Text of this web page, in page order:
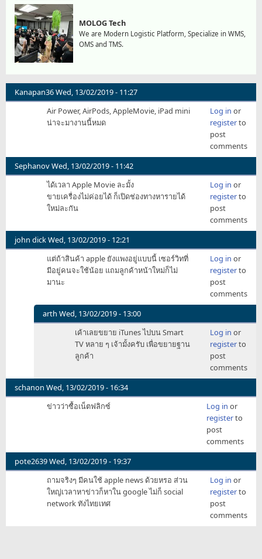
MOLOG Tech
We are Modern Logistic Platform, Specialize in WMS,
OMS and TMS.
Kanapan36Wed, 13/02/2019 - 11:27
Air Power, AirPods, AppleMovie, iPad mini
น่าจะมางานนี้หมด
Log in or
registerto
post
comments
SephanovWed, 13/02/2019 - 11:42
ได้เวลา Apple Movie ละมั้ง
ขายเครื่องไม่ค่อยได้ ก็เปิดช่องทางหารายได้
ใหม่ละกัน
Log in or
registerto
post
comments
john dickWed, 13/02/2019 - 12:21
แต่ถ้าสินค้า apple ยังแพงอยู่แบบนี้ เซอร์วิทที่
มีอยู่คนจะใช้น้อย แถมลูกค้าหน้าใหม่ก็ไม่
มานะ
Log in or
registerto
post
comments
arth Wed, 13/02/2019 - 13:00
In
สินค้า
apple
by
เค้าเลยขยาย iTunes ไปบน Smart
TV หลาย ๆ เจ้ามั้งครับ เพื่อขยายฐาน
ลูกค้า
Log in or
registerto
post
comments
schanon Wed, 13/02/2019 - 16:34
ข่าวว่าซื้อเน็ตฟลิกซ์
Log in or
registerto
post
comments
pote2639Wed, 13/02/2019 - 19:37
ถามจริงๆ มีคนใช้ apple news ด้วยหรอ ส่วน
ใหญ่เวลาหาข่าวก็หาใน google ไม่ก็ social
network ทังไทยเทศ
Log in or
registerto
post
comments